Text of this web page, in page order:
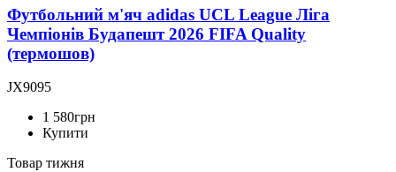
Футбольний м'яч adidas UCL League Ліга
Чемпіонів Будапешт 2026 FIFA Quality
(термошов)
JX9095
1 580грн
Купити
Товар тижня